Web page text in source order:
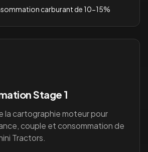
carburant de 10-15%
Stage 1
la cartographie moteur pour
couple et consommation de
Tractors.